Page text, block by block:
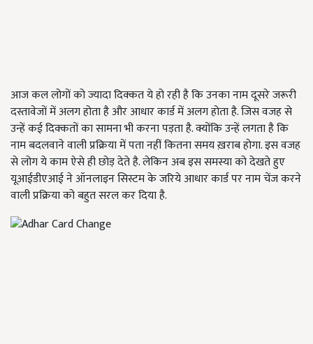
आज कल लोगों को ज्यादा दिक्कत ये हो रही है कि उनका नाम दूसरे जरूरी
दस्तावेजों में अलग होता है और आधार कार्ड में अलग होता है. जिस वजह से
उन्हें कई दिक्कतों का सामना भी करना पड़ता है. क्योंकि उन्हें लगता है कि
नाम बदलवाने वाली प्रक्रिया में पता नहीं कितना समय ख़राब होगा. इस वजह
से लोग ये काम ऐसे ही छोड़ देते है. लेकिन अब इस समस्या को देखते हुए
यूआईडीएआई ने ऑनलाइन सिस्टम के जरिये आधार कार्ड पर नाम चेंज करने
वाली प्रक्रिया को बहुत सरल कर दिया है.